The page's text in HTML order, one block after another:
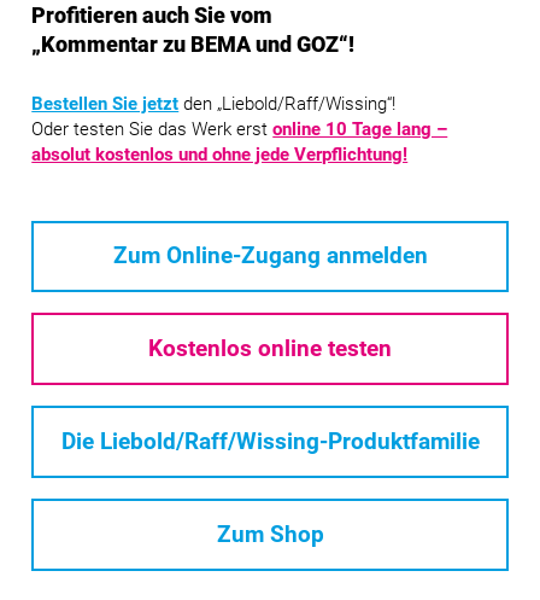
Profitieren auch Sie vom
„Kommentar zu BEMA und GOZ“!
Bestellen Sie jetzt den„Liebold/Raff/Wissing“!
Oder testen Sie das Werk erstonline 10 Tage lang –
absolut kostenlos und ohne jede Verpflichtung!
Zum Online-Zugang anmelden
Kostenlos online testen
Die Liebold/Raff/Wissing-Produktfamilie
Zum Shop